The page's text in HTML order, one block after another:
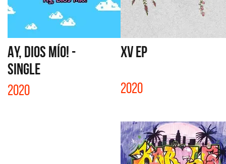
AY, DIOS MÍO! -
SINGLE
2020
XV EP
2020